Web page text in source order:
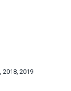
2018, 2019